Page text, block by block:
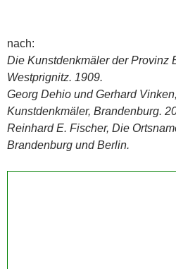
nach:
Die Kunstdenkmäler der Provinz
Westprignitz. 1909.
Georg Dehio und Gerhard
Kunstdenkmäler, Brandenburg.
Reinhard E. Fischer, Die
Brandenburg und Berlin.